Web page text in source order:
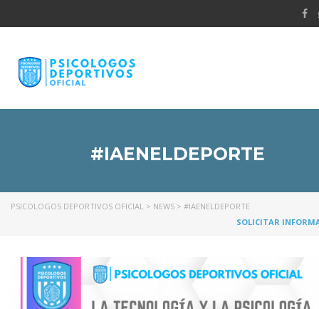
#IAENELDEPORTE
PSICOLOGOS DEPORTIVOS OFICIAL > NEWS > #IAENELDEPORTE
SOLICITAR